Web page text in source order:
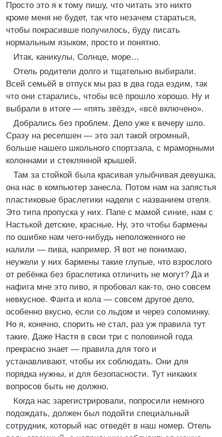
Просто это я к тому пишу, что читать это никто
кроме меня не будет, так что незачем стараться,
чтобы покрасивше получилось, буду писать
нормальным языком, просто и понятно.
Итак, каникулы, Солнце, море…
Отель родители долго и тщательно выбирали.
Всей семьёй в отпуск мы раз в два года ездим, так
что они старались, чтобы всё прошло хорошо. Ну и
выбрали в итоге — «пять звёзд», «всё включено».
Добрались без проблем. Дело уже к вечеру шло.
Сразу на ресепшен — это зал такой огромный,
больше нашего школьного спортзала, с мраморными
колоннами и стеклянной крышей.
Там за стойкой была красивая улыбчивая девушка,
она нас в компьютер занесла. Потом нам на запястья
пластиковые браслетики надели с названием отеля.
Это типа пропуска у них. Папе с мамой синие, нам с
Настькой детские, красные. Ну, это чтобы бармены
по ошибке нам чего-нибудь неположенного не
налили — пива, например. Я вот не понимаю,
неужели у них бармены такие глупые, что взрослого
от ребёнка без браслетика отличить не могут? Да и
нафига мне это пиво, я пробовал как-то, оно совсем
невкусное. Фанта и кола — совсем другое дело,
особенно вкусно, если со льдом и через соломинку.
Но я, конечно, спорить не стал, раз уж правила тут
такие. Даже Настя в свои три с половиной года
прекрасно знает — правила для того и
устанавливают, чтобы их соблюдать. Они для
порядка нужны, и для безопасности. Тут никаких
вопросов быть не должно.
Когда нас зарегистрировали, попросили немного
подождать, должен был подойти специальный
сотрудник, который нас отведёт в наш номер. Отель